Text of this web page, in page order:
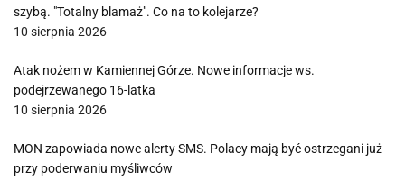
szybą. "Totalny blamaż". Co na to kolejarze?
10 sierpnia 2026
Atak nożem w Kamiennej Górze. Nowe informacje ws.
podejrzewanego 16-latka
10 sierpnia 2026
MON zapowiada nowe alerty SMS. Polacy mają być ostrzegani już
przy poderwaniu myśliwców